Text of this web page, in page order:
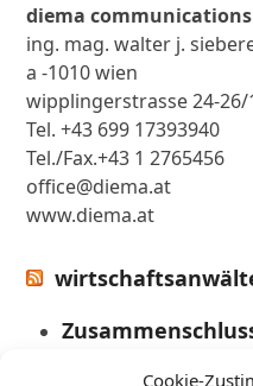
Cookie-
diema communications
ing. mag. walter j.
a -1010 wien
wipplingerstrasse 24-26/
Tel. +43 699 17393940
Tel./Fax.+43 1 2765456
office@diema.at
www.diema.at